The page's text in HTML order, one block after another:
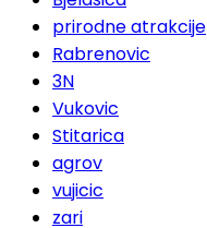
prirodne atrakcije
Rabrenovic
3N
Vukovic
Stitarica
agrov
vujicic
zari